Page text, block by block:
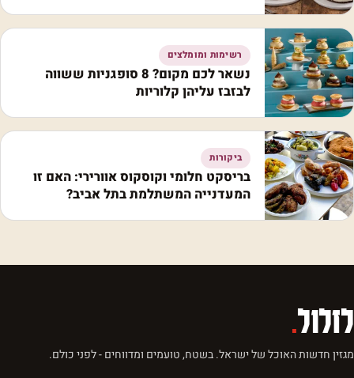
רשימות ומומלצים
נשאר לכם מקום? 8 סופגניות ששווה
לבזבז עליהן קלוריות
ביקורות
בריסקט חלומי וקוסקוס אוורירי: האם זו
המעדנייה המשתלמת בתל אביב?
לזלול.
מגזין חדשות האוכל של ישראל. בשטח, טועמים ומדווחים - לפני כולם.